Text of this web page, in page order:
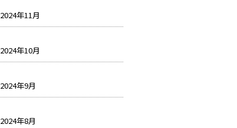
2024年11月
2024年10月
2024年9月
2024年8月